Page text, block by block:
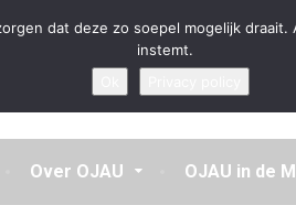
beantwoorden
Over OJAU OJAU in de
dat deze zo soepel mogelijk
instemt.